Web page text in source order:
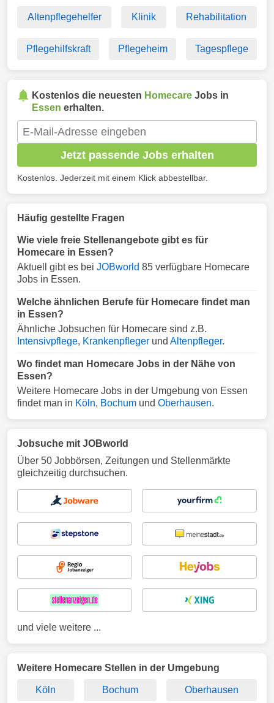
Altenpflegehelfer Klinik Rehabilitation
Pflegehilfskraft Pflegeheim Tagespflege
Kostenlos die neuesten Homecare Jobs in
Essen erhalten.
Jetzt passende Jobs erhalten
Kostenlos. Jederzeit mit einem Klick abbestellbar.
Häufig gestellte Fragen
Wie viele freie Stellenangebote gibt es für
Homecare in Essen?
Aktuell gibt es bei JOBworld 85 verfügbare Homecare
Jobs in Essen.
Welche ähnlichen Berufe für Homecare findet man
in Essen?
Ähnliche Jobsuchen für Homecare sind z.B.
Intensivpflege, Krankenpfleger und Altenpfleger.
Wo findet man Homecare Jobs in der Nähe von
Essen?
Weitere Homecare Jobs in der Umgebung von Essen
findet man in Köln, Bochum und Oberhausen.
Jobsuche mit JOBworld
Über 50 Jobbörsen, Zeitungen und Stellenmärkte
gleichzeitig durchsuchen.
und viele weitere ...
Weitere Homecare Stellen in der Umgebung
Köln Bochum Oberhausen